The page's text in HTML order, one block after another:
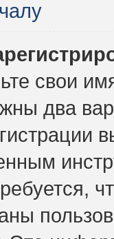
свои
два